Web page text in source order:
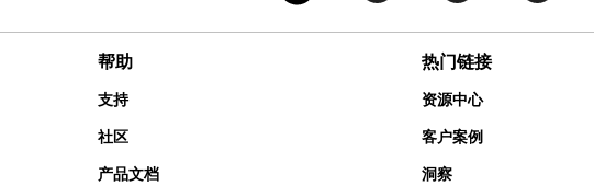
帮助
支持
社区
产品文档
热门链接
资源中心
客户案例
洞察